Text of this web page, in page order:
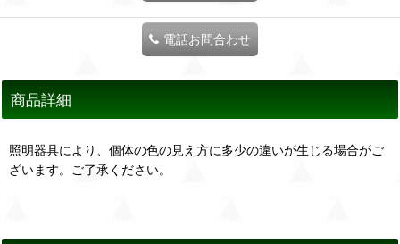
電話お問合わせ
商品詳細
照明器具により、個体の色の見え方に多少の違いが生じる場合がご
ざいます。ご了承ください。